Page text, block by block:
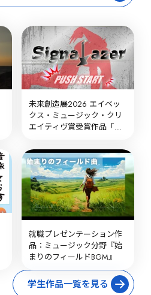
未来創造展2026 エイベッ
クス・ミュージック・クリ
エイティヴ賞受賞作品「変
シグナレーザー！」
就職プレゼンテーション作
品：ミュージック分野『始
まりのフィールドBGM』
学生作品一覧を見る